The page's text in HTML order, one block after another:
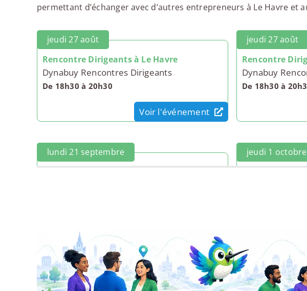
permettant d’échanger avec d’autres entrepreneurs à Le Havre et
jeudi 27 août
Rencontre Dirigeants à Le Havre
Dynabuy Rencontres Dirigeants
De 18h30 à 20h30
Voir l'événement
jeudi 27 août
Rencontre
Dynabuy
De 18h30 à
lundi 21 septembre
jeudi 1 octobre
mercredi 14 octobre
Dîner des Dirigeants de PME